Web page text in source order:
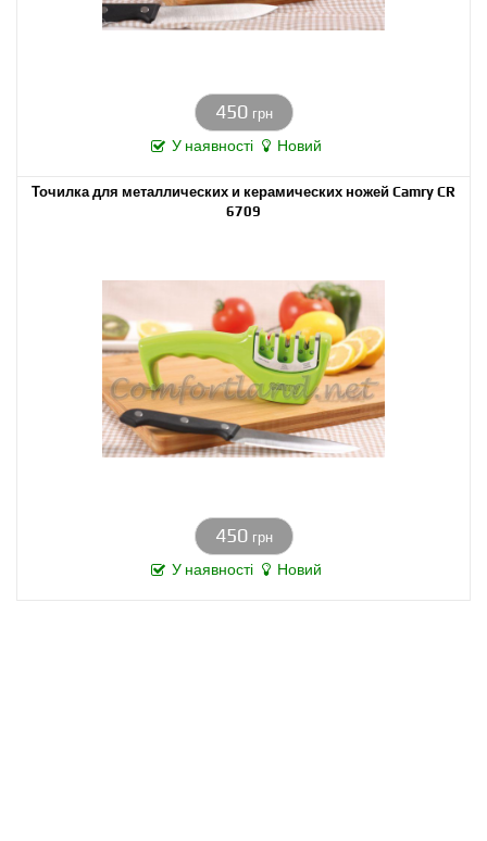
450 грн
У наявності Новий
Точилка для металлических и керамических ножей Camry CR
6709
450 грн
У наявності Новий